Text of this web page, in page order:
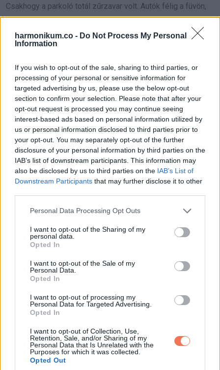
harmonikum.co - Do Not Process My Personal
Information
If you wish to opt-out of the sale, sharing to third parties, or
processing of your personal or sensitive information for
targeted advertising by us, please use the below opt-out
section to confirm your selection. Please note that after your
opt-out request is processed you may continue seeing
interest-based ads based on personal information utilized by
us or personal information disclosed to third parties prior to
your opt-out. You may separately opt-out of the further
disclosure of your personal information by third parties on the
IAB’s list of downstream participants. This information may
also be disclosed by us to third parties on the IAB’s List of
Downstream Participants that may further disclose it to other
Please note that this website/app uses one or more Google
not limited to your visit or usage behaviour. You may click to
grant or deny consent to Google and its third-party tags to
use your data for below specified purposes in below Google
consent section.
Personal Data Processing Opt Outs
I want to opt-out of the Sharing of my
personal data.
Opted In
I want to opt-out of the Sale of my
Personal Data.
Opted In
I want to opt-out of processing my
Personal Data for Targeted Advertising.
Opted In
I want to opt-out of Collection, Use,
Retention, Sale, and/or Sharing of my
Personal Data that Is Unrelated with the
Purposes for which it was collected.
Opted Out
Csakhogy a parkoló totál zűrzavar volt. Autók félig a füvön,
öltönyösök és kosztümösök csoportokban suttogtak.
Bent a terem úgy nézett ki, mintha vihar ment volna át rajta.
szirmok és üveg a földön. Kiömlött pezsgő ragadt a cipőm
alá.
Ez nem baleset volt.
Mrs. Whitlock rohant felém. A kontya szétesett, a
szempillaspirál elkenődött. Úgy fogta meg a kezem, mintha
mentős lennék.
„Hála istennek, hogy itt vagy” mondta.
„Mi történt?” kérdeztem.
Közelebb húzott, és halkabb lett.
fiamat.”
„Az egyik koszorúslánya, Ellie, ma reggel odajött hozzám,
sírva” folytatta. „Üzeneteket mutatott. Képernyőképeket.”
A hangjában volt valami elégedett is, a düh mellett.